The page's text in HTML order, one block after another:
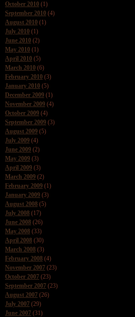
October 2010 (1)
September 2010 (4)
August 2010 (1)
July 2010 (1)
June 2010 (2)
May 2010 (1)
April 2010 (5)
March 2010 (6)
February 2010 (3)
January 2010 (5)
December 2009 (1)
November 2009 (4)
October 2009 (4)
September 2009 (3)
August 2009 (5)
July 2009 (4)
June 2009 (2)
May 2009 (3)
April 2009 (3)
March 2009 (2)
February 2009 (1)
January 2009 (3)
August 2008 (5)
July 2008 (17)
June 2008 (26)
May 2008 (33)
April 2008 (30)
March 2008 (3)
February 2008 (4)
November 2007 (23)
October 2007 (23)
September 2007 (23)
August 2007 (26)
July 2007 (29)
June 2007 (31)